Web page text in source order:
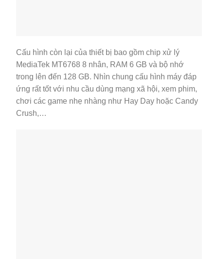
Cấu hình còn lại của thiết bị bao gồm chip xử lý
MediaTek MT6768 8 nhân, RAM 6 GB và bộ nhớ
trong lên đến 128 GB. Nhìn chung cấu hình máy đáp
ứng rất tốt với nhu cầu dùng mạng xã hội, xem phim,
chơi các game nhẹ nhàng như Hay Day hoặc Candy
Crush,…